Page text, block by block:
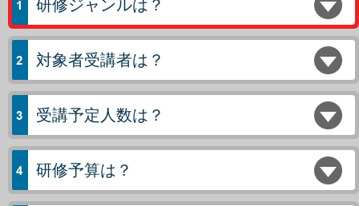
研修ジャンルは？
対象者受講者は？
受講予定人数は？
研修予算は？